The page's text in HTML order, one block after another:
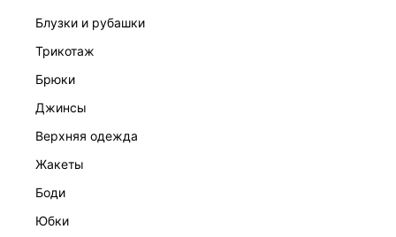
блузки и рубашки
трикотаж
брюки
джинсы
верхняя одежда
жакеты
боди
юбки
Скачать
КАТАЛОГ